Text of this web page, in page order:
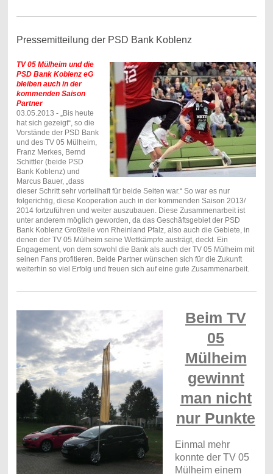
Pressemitteilung der PSD Bank Koblenz
TV 05 Mülheim und die
PSD Bank Koblenz eG
bleiben auch in der
kommenden Saison
Partner
03.05.2013 - „Bis heute
hat sich gezeigt“, so die
Vorstände der PSD Bank
und des TV 05 Mülheim,
Franz Merkes, Bernd
Schittler (beide PSD
Bank Koblenz) und
Marcus Bauer, „dass
dieser Schritt sehr vorteilhaft für beide Seiten war.“ So war es nur
folgerichtig, diese Kooperation auch in der kommenden Saison 2013/
2014 fortzuführen und weiter auszubauen. Diese Zusammenarbeit ist
unter anderem möglich geworden, da das Geschäftsgebiet der PSD
Bank Koblenz Großteile von Rheinland Pfalz, also auch die Gebiete, in
denen der TV 05 Mülheim seine Wettkämpfe austrägt, deckt. Ein
Engagement, von dem sowohl die Bank als auch der TV 05 Mülheim mit
seinen Fans profitieren. Beide Partner wünschen sich für die Zukunft
weiterhin so viel Erfolg und freuen sich auf eine gute Zusammenarbeit.
Beim TV
05
Mülheim
gewinnt
man nicht
nur Punkte
Einmal mehr
konnte der TV 05
Mülheim einem